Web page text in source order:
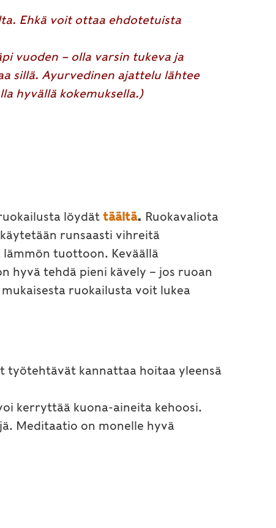
Ehkä voit ottaa ehdotetuista
vuoden – olla varsin tukeva ja
sillä. Ayurvedinen ajattelu lähtee
hyvällä kokemuksella.)
löydät täältä. Ruokavaliota
runsaasti vihreitä
lämmön tuottoon. Keväällä
hyvä tehdä pieni kävely – jos ruoan
ruokailusta voit lukea
työtehtävät kannattaa hoitaa yleensä
kerryttää kuona-aineita kehoosi.
Meditaatio on monelle hyvä